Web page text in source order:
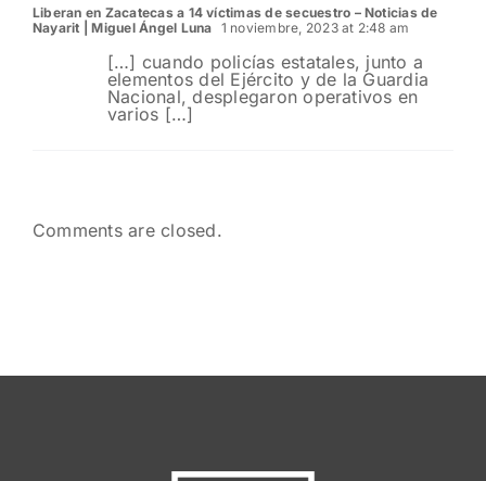
Liberan en Zacatecas a 14 víctimas de secuestro – Noticias de
Nayarit | Miguel Ángel Luna 1 noviembre, 2023 at 2:48 am
[…] cuando policías estatales, junto a
elementos del Ejército y de la Guardia
Nacional, desplegaron operativos en
varios […]
Comments are closed.